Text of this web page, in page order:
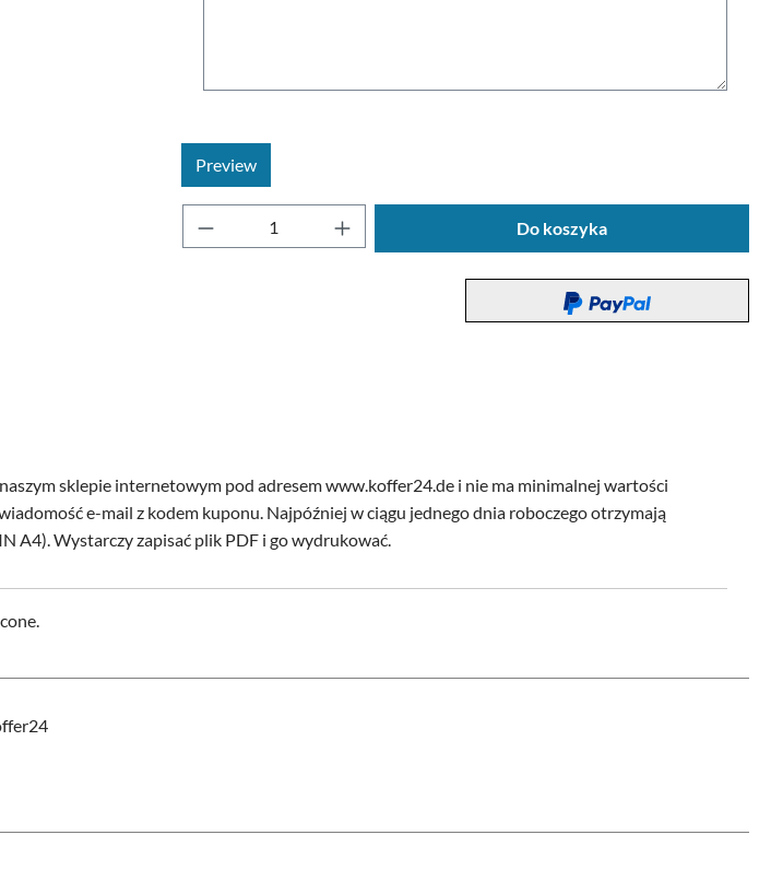
Preview
Ilość produktu: Wprowadź żądaną ilość lub użyj
Do koszyka
sklepie internetowym pod adresem www.koffer24.de i nie ma minimalnej wartości
e-mail z kodem kuponu. Najpóźniej w ciągu jednego dnia roboczego otrzymają
A4). Wystarczy zapisać plik PDF i go wydrukować.